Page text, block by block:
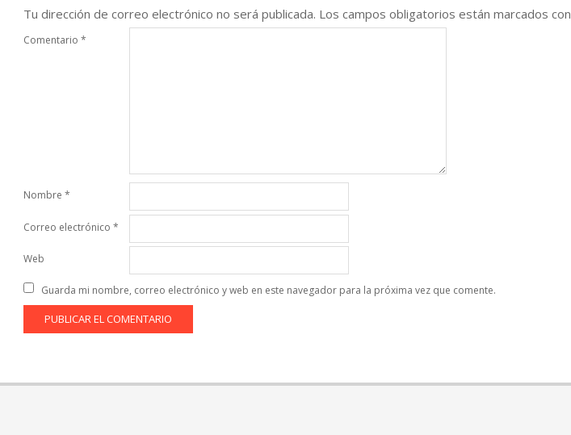
Tu dirección de correo electrónico no será publicada. Los campos obligatorios están marcados con
Comentario *
Nombre *
Correo electrónico *
Web
Guarda mi nombre, correo electrónico y web en este navegador para la próxima vez que comente.